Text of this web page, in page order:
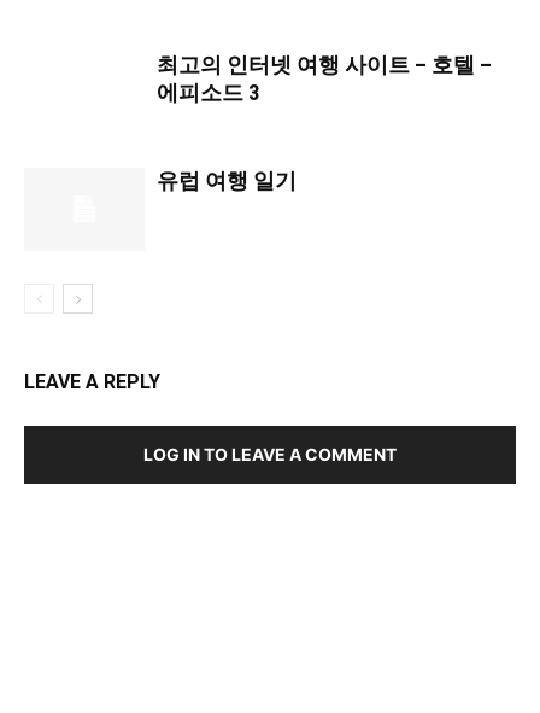
최고의 인터넷 여행 사이트 – 호텔 –
에피소드 3
유럽 ​​여행 일기
LEAVE A REPLY
LOG IN TO LEAVE A COMMENT